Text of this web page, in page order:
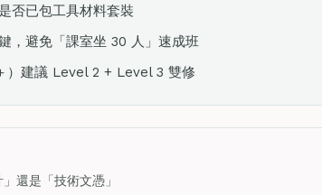
否已包工具材料套裝
，避免「課室坐 30 人」速成班
）建議 Level 2 + Level 3 雙修
還是「技術文憑」